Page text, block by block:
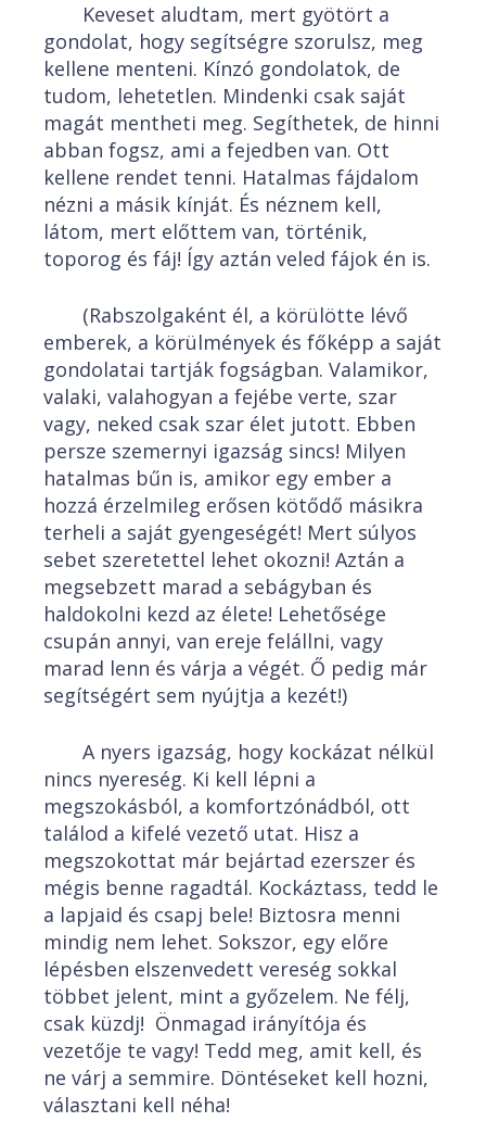
Keveset aludtam, mert gyötört a
gondolat, hogy segítségre szorulsz, meg
kellene menteni. Kínzó gondolatok, de
tudom, lehetetlen. Mindenki csak saját
magát mentheti meg. Segíthetek, de hinni
abban fogsz, ami a fejedben van. Ott
kellene rendet tenni. Hatalmas fájdalom
nézni a másik kínját. És néznem kell,
látom, mert előttem van, történik,
toporog és fáj! Így aztán veled fájok én is.
(Rabszolgaként él, a körülötte lévő
emberek, a körülmények és főképp a saját
gondolatai tartják fogságban. Valamikor,
valaki, valahogyan a fejébe verte, szar
vagy, neked csak szar élet jutott. Ebben
persze szemernyi igazság sincs! Milyen
hatalmas bűn is, amikor egy ember a
hozzá érzelmileg erősen kötődő másikra
terheli a saját gyengeségét! Mert súlyos
sebet szeretettel lehet okozni! Aztán a
megsebzett marad a sebágyban és
haldokolni kezd az élete! Lehetősége
csupán annyi, van ereje felállni, vagy
marad lenn és várja a végét. Ő pedig már
segítségért sem nyújtja a kezét!)
A nyers igazság, hogy kockázat nélkül
nincs nyereség. Ki kell lépni a
megszokásból, a komfortzónádból, ott
találod a kifelé vezető utat. Hisz a
megszokottat már bejártad ezerszer és
mégis benne ragadtál. Kockáztass, tedd le
a lapjaid és csapj bele! Biztosra menni
mindig nem lehet. Sokszor, egy előre
lépésben elszenvedett vereség sokkal
többet jelent, mint a győzelem. Ne félj,
csak küzdj! Önmagad irányítója és
vezetője te vagy! Tedd meg, amit kell, és
ne várj a semmire. Döntéseket kell hozni,
választani kell néha!